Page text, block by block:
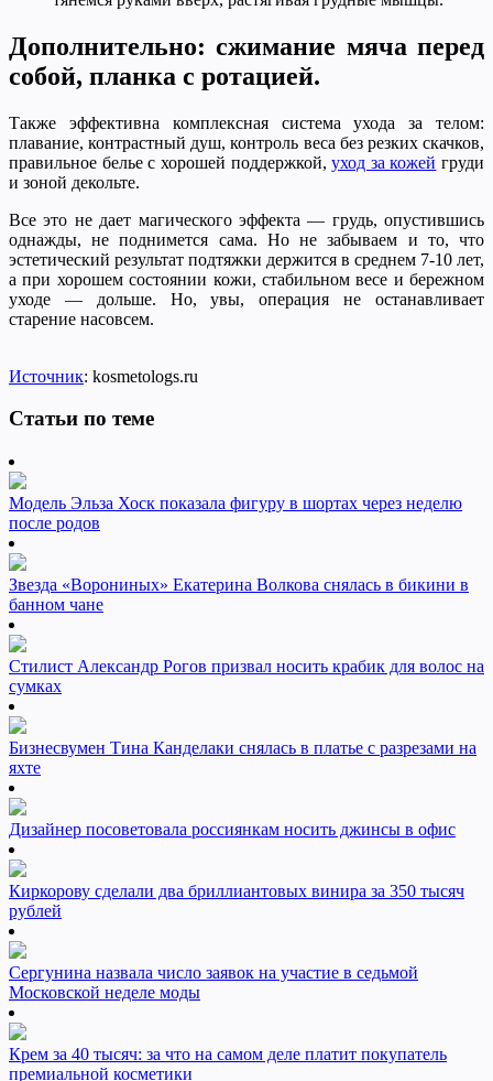
Дополнительно: сжимание мяча перед
собой, планка с ротацией.
Также эффективна комплексная система ухода за телом:
плавание, контрастный душ, контроль веса без резких скачков,
правильное белье с хорошей поддержкой,уход за кожей груди
и зоной декольте.
Все это не дает магического эффекта — грудь, опустившись
однажды, не поднимется сама. Но не забываем и то, что
эстетический результат подтяжки держится в среднем 7-10 лет,
а при хорошем состоянии кожи, стабильном весе и бережном
уходе — дольше. Но, увы, операция не останавливает
старение насовсем.
Источник: kosmetologs.ru
Статьи по теме
Модель Эльза Хоск показала фигуру в шортах через неделю
после родов
Звезда «Ворониных» Екатерина Волкова снялась в бикини в
банном чане
Стилист Александр Рогов призвал носить крабик для волос на
сумках
Бизнесвумен Тина Канделаки снялась в платье с разрезами на
яхте
Дизайнер посоветовала россиянкам носить джинсы в офис
Киркорову сделали два бриллиантовых винира за 350 тысяч
рублей
Сергунина назвала число заявок на участие в седьмой
Московской неделе моды
Крем за 40 тысяч: за что на самом деле платит покупатель
премиальной косметики